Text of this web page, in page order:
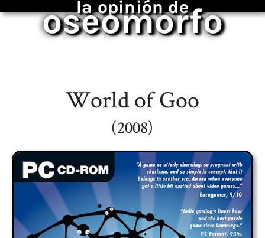
la opinión de
oseomorfo
World of Goo
(2008)